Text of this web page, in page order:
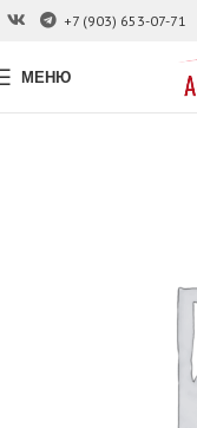
+7 (903) 653-07-71
МЕНЮ